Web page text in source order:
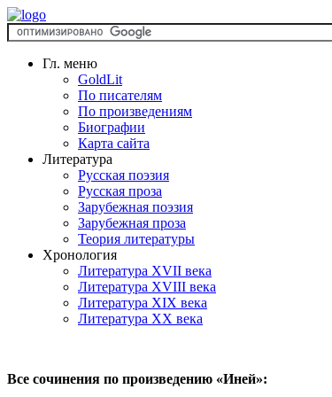
Гл. меню
GoldLit
По писателям
По произведениям
Биографии
Карта сайта
Литература
Русская поэзия
Русская проза
Зарубежная поэзия
Зарубежная проза
Теория литературы
Хронология
Литература XVII века
Литература XVIII века
Литература XIX века
Литература XX века
Все сочинения по произведению «Иней»: